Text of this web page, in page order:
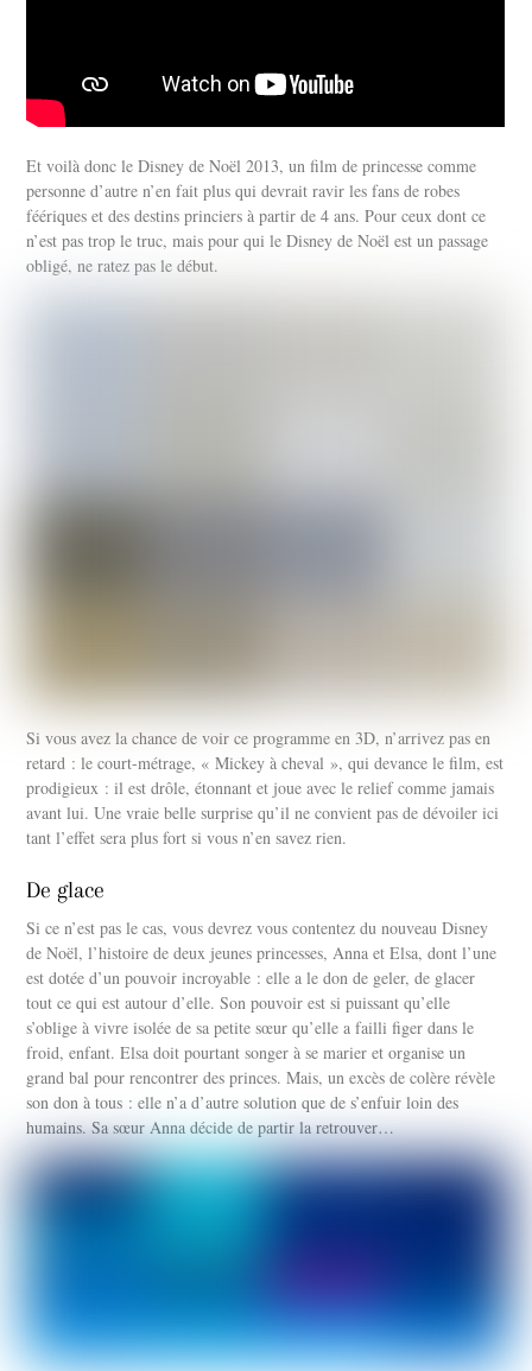
Et voilà donc le Disney de Noël 2013, un film de princesse comme
personne d’autre n’en fait plus qui devrait ravir les fans de robes
féériques et des destins princiers à partir de 4 ans. Pour ceux dont ce
n’est pas trop le truc, mais pour qui le Disney de Noël est un passage
obligé, ne ratez pas le début.
Si vous avez la chance de voir ce programme en 3D, n’arrivez pas en
retard : le court-métrage, « Mickey à cheval », qui devance le film, est
prodigieux : il est drôle, étonnant et joue avec le relief comme jamais
avant lui. Une vraie belle surprise qu’il ne convient pas de dévoiler ici
tant l’effet sera plus fort si vous n’en savez rien.
De glace
Si ce n’est pas le cas, vous devrez vous contentez du nouveau Disney
de Noël, l’histoire de deux jeunes princesses, Anna et Elsa, dont l’une
est dotée d’un pouvoir incroyable : elle a le don de geler, de glacer
tout ce qui est autour d’elle. Son pouvoir est si puissant qu’elle
s’oblige à vivre isolée de sa petite sœur qu’elle a failli figer dans le
froid, enfant. Elsa doit pourtant songer à se marier et organise un
grand bal pour rencontrer des princes. Mais, un excès de colère révèle
son don à tous : elle n’a d’autre solution que de s’enfuir loin des
humains. Sa sœur Anna décide de partir la retrouver…